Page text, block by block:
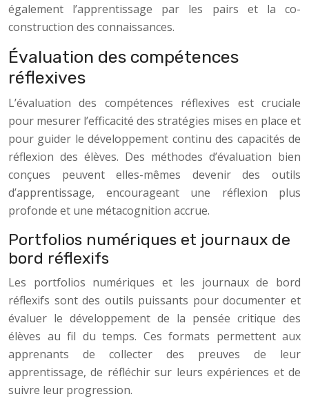
également l’apprentissage par les pairs et la co-
construction des connaissances.
Évaluation des compétences
réflexives
L’évaluation des compétences réflexives est cruciale
pour mesurer l’efficacité des stratégies mises en place et
pour guider le développement continu des capacités de
réflexion des élèves. Des méthodes d’évaluation bien
conçues peuvent elles-mêmes devenir des outils
d’apprentissage, encourageant une réflexion plus
profonde et une métacognition accrue.
Portfolios numériques et journaux de
bord réflexifs
Les portfolios numériques et les journaux de bord
réflexifs sont des outils puissants pour documenter et
évaluer le développement de la pensée critique des
élèves au fil du temps. Ces formats permettent aux
apprenants de collecter des preuves de leur
apprentissage, de réfléchir sur leurs expériences et de
suivre leur progression.